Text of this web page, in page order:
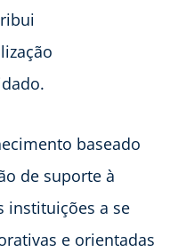
baseado
de suporte à
instituições a se
e orientadas